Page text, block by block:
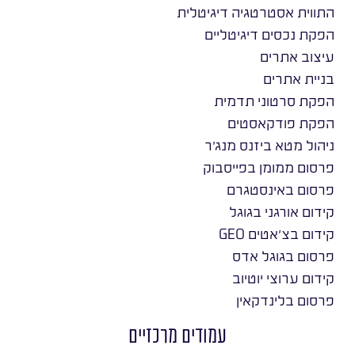
התווית אסטרטגיה דיגיטלית
הפקת נכסים דיגיטליים
עיצוב אתרים
בניית אתרים
הפקת סרטוני תדמית
הפקת פודקאסטים
ניהול מטא ביזנס מנג׳ר
פרסום ממומן בפייסבוק
פרסום באינסטגרם
קידום אורגני בגוגל
קידום בצ׳אטים GEO
פרסום בגוגל אדס
קידום ערוצי יוטיוב
פרסום בלינדקאין
עמודים מרכזיים